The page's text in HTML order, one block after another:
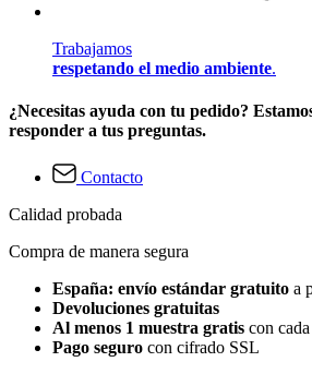
Trabajamos
respetando el medio ambiente.
¿Necesitas ayuda con tu pedido?
responder a tus preguntas.
Contacto
Calidad probada
Compra de manera segura
España: envío estándar gratuito a
Devoluciones gratuitas
Al menos 1 muestra gratis con
Pago seguro con cifrado SSL